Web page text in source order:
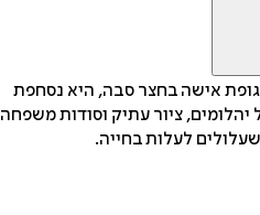
אישה בחצר סבה, היא נסחפת
ציור עתיק וסודות משפחה
לעלות בחייה.